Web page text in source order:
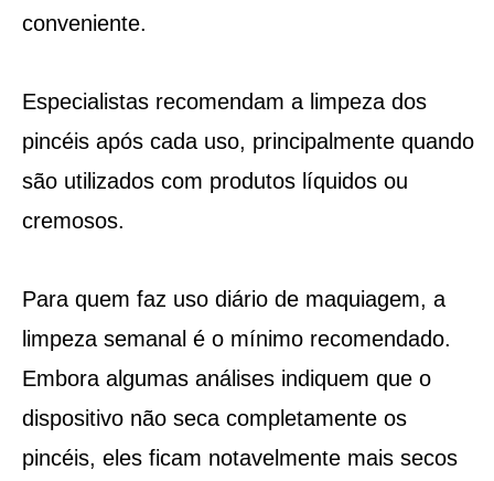
conveniente.
Especialistas recomendam a limpeza dos
pincéis após cada uso, principalmente quando
são utilizados com produtos líquidos ou
cremosos.
Para quem faz uso diário de maquiagem, a
limpeza semanal é o mínimo recomendado.
Embora algumas análises indiquem que o
dispositivo não seca completamente os
pincéis, eles ficam notavelmente mais secos